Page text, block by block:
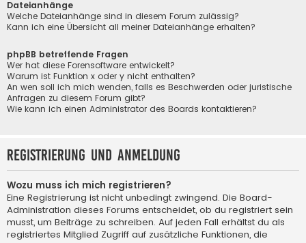
Dateianhänge
Welche Dateianhänge sind in diesem Forum zulässig?
Kann ich eine Übersicht all meiner Dateianhänge erhalten?
phpBB betreffende Fragen
Wer hat diese Forensoftware entwickelt?
Warum ist Funktion x oder y nicht enthalten?
An wen soll ich mich wenden, falls es Beschwerden oder juristische
Anfragen zu diesem Forum gibt?
Wie kann ich einen Administrator des Boards kontaktieren?
Registrierung und Anmeldung
Wozu muss ich mich registrieren?
Eine Registrierung ist nicht unbedingt zwingend. Die Board-
Administration dieses Forums entscheidet, ob du registriert sein
musst, um Beiträge zu schreiben. Auf jeden Fall erhältst du als
registriertes Mitglied Zugriff auf zusätzliche Funktionen, die